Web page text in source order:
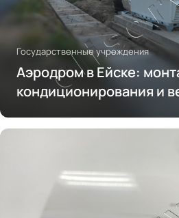
Государственные учреждения
Аэродром в Ейске:
кондиционирования и